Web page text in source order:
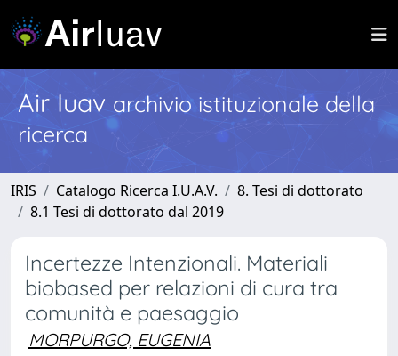
Air Iuav archivio istituzionale della
ricerca
IRIS Catalogo Ricerca I.U.A.V.
8. Tesi di dottorato
8.1 Tesi di dottorato dal 2019
Incertezze Intenzionali. Materiali
biobased per relazioni di cura tra
comunità e paesaggio
MORPURGO, EUGENIA